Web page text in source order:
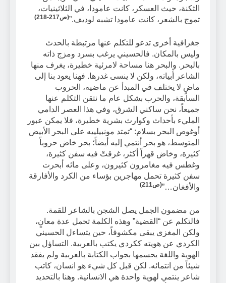
الثكنة، حيث العسكر، كانت عامودا، في الثلاثينيات،
تموج بالشعر، كانت عامودا تشبه لوديف.”(ص217-218)
جغرافية أخرى تدعو للتكلم عنها مرتبطة بالحدث
وليس بالمكان. فالحسيني يرغب بسرد ومزج ذاته
بالبحر. والبحر هنا مساحة لامرئية خطيرة، يغرف منها
الشاعر أبياته، ولكن لا ينسى غدرها. فهنا يعود بنا إلى
ماضٍ لا يختلف في المبدأ عن ماضيه، الحروب
السابقة، والحرب بشكل عام ما نتقن التكلم عنها
جميعاً، نحن ساكني الشرق، وفي هذا العصر الدامي
المليء بأحداث وكوارث بشرية خطيرة، فلا يمكن عبور
أوغوص البحر بسلام: “تمتد مونبيلييه على البحر الأبيض
المتوسط، هو بحر أنتمي إليه أيضاً؛ بحر خاض حروباً
كثيرة، وخاض قهراً أكثر، غرقتْ فيه سفن كثيرة،
وغطس فيه مغامرون كثيرون، وعلى مائه أبحرت
سفن كثيرة تحمل مهاجرين بؤساء من الكرد والأفارقة
والأفغان…”(ص211)
من مضمون الجمل يصل الشجن بالشاعر للقمة.
فالتكلم عن “القضية” وهذه الكلمة تحمل عدة معانٍ،
ولكن المغزى يبقى مكشوفاً، حين يتساءل الحسيني
الكردي عن هويته ككردي يكتب بالعربية. التساؤل بين
الهوية واللغة يحسمها بجواب الكتابة بالعربية ولم يفقد
شيئاً من انتمائه. لكن قبل كل شيء هو انسان، كاتب
شاعر ينتمي لهوية واحدة هي الانسانية. وهنا بالتحديد